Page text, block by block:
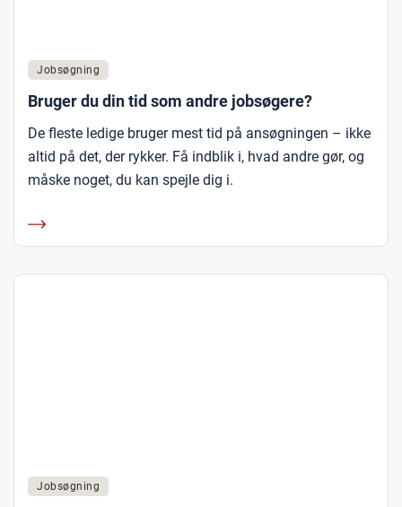
Jobsøgning
Bruger du din tid som andre jobsøgere?
De fleste ledige bruger mest tid på ansøgningen – ikke
altid på det, der rykker. Få indblik i, hvad andre gør, og
måske noget, du kan spejle dig i.
Jobsøgning